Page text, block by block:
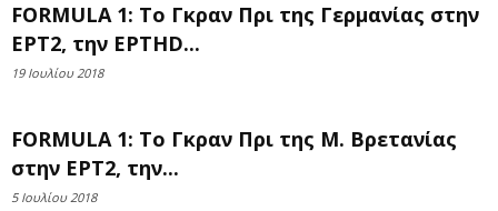
FORMULA 1: Το Γκραν Πρι της Γερμανίας στην
ΕΡΤ2, την ΕΡΤHD...
19 Ιουλίου 2018
FORMULA 1: Το Γκραν Πρι της Μ. Βρετανίας
στην ΕΡΤ2, την...
5 Ιουλίου 2018